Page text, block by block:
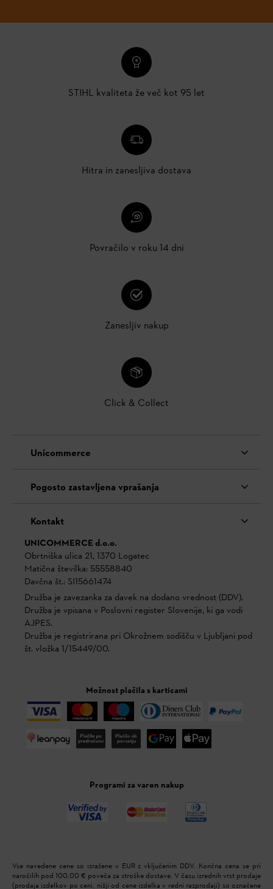
STIHL kvaliteta že več kot 95 let
Hitra in zanesljiva dostava
Povračilo v roku 14 dni
Zanesljiv nakup
Click & Collect
Unicommerce
Pogosto zastavljena vprašanja
Kontakt
UNICOMMERCE d.o.o.
Obrtniška ulica 21, 1370 Logatec
Matična številka: 55558840
Davčna št.: SI15661474
Družba je zavezanka za davek na dodano vrednost (DDV).
Družba je vpisana v Poslovni register Slovenije, ki ga vodi
AJPES.
Družba je registrirana pri Okrožnem sodišču v Ljubljani pod
št. vložka 1/15449/00.
Možnost plačila s karticami
Programi za varen nakup
Vse navedene cene so izražene v EUR z vključenim DDV. Končna cena se pri
naročilih pod 100,00 € poveča za stroške dostave. V času izrednih vrst prodaje
(prodaja izdelkov po ceni, nižji od cene izdelka v redni razprodaji) so označene